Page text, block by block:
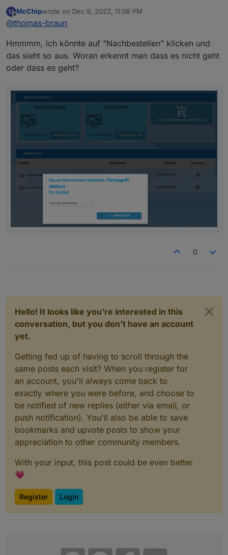
Probier es aus. Ich vermute, du musst bis
31.12.22 warten.
M
Offline
McChipwrote on Dec 9, 2022, 11:08 PM
last edited by
@thomas-braun
Hmmmm, ich könnte auf "Nachbestellen" klicken und
das sieht so aus. Woran erkennt man dass es nicht geht
oder dass es geht?
0
Hello! It looks like you're interested in this
conversation, but you don't have an account
yet.
Getting fed up of having to scroll through the
same posts each visit? When you register for
an account, you'll always come back to
exactly where you were before, and choose to
be notified of new replies (either via email, or
push notification). You'll also be able to save
bookmarks and upvote posts to show your
appreciation to other community members.
With your input, this post could be even better
💗
Register Login